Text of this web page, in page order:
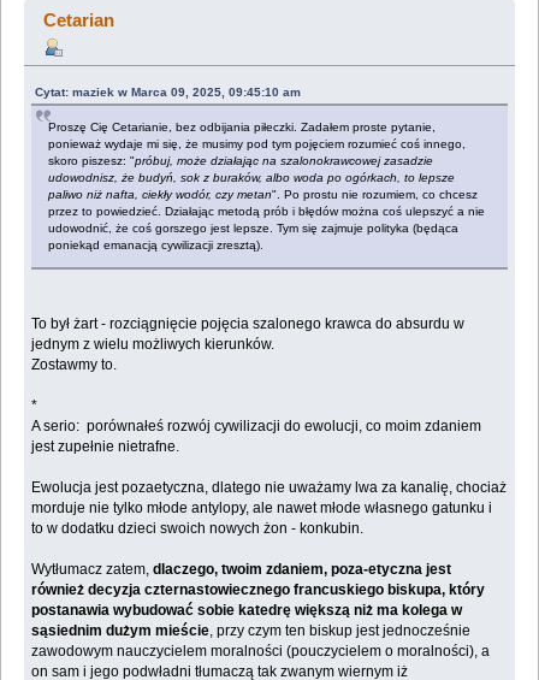
Cetarian
Cytat: maziek w Marca 09, 2025, 09:45:10 am
Proszę Cię Cetarianie, bez odbijania piłeczki. Zadałem proste pytanie,
ponieważ wydaje mi się, że musimy pod tym pojęciem rozumieć coś innego,
skoro piszesz: "próbuj, może działając na szalonokrawcowej zasadzie
udowodnisz, że budyń, sok z buraków, albo woda po ogórkach, to lepsze
paliwo niż nafta, ciekły wodór, czy metan". Po prostu nie rozumiem, co chcesz
przez to powiedzieć. Działając metodą prób i błędów można coś ulepszyć a nie
udowodnić, że coś gorszego jest lepsze. Tym się zajmuje polityka (będąca
poniekąd emanacją cywilizacji zresztą).
To był żart - rozciągnięcie pojęcia szalonego krawca do absurdu w
jednym z wielu możliwych kierunków.
Zostawmy to.
*
A serio: porównałeś rozwój cywilizacji do ewolucji, co moim zdaniem
jest zupełnie nietrafne.
Ewolucja jest pozaetyczna, dlatego nie uważamy lwa za kanalię, chociaż
morduje nie tylko młode antylopy, ale nawet młode własnego gatunku i
to w dodatku dzieci swoich nowych żon - konkubin.
Wytłumacz zatem, dlaczego, twoim zdaniem, poza-etyczna jest
również decyzja czternastowiecznego francuskiego biskupa, który
postanawia wybudować sobie katedrę większą niż ma kolega w
sąsiednim dużym mieście, przy czym ten biskup jest jednocześnie
zawodowym nauczycielem moralności (pouczycielem o moralności), a
on sam i jego podwładni tłumaczą tak zwanym wiernym iż